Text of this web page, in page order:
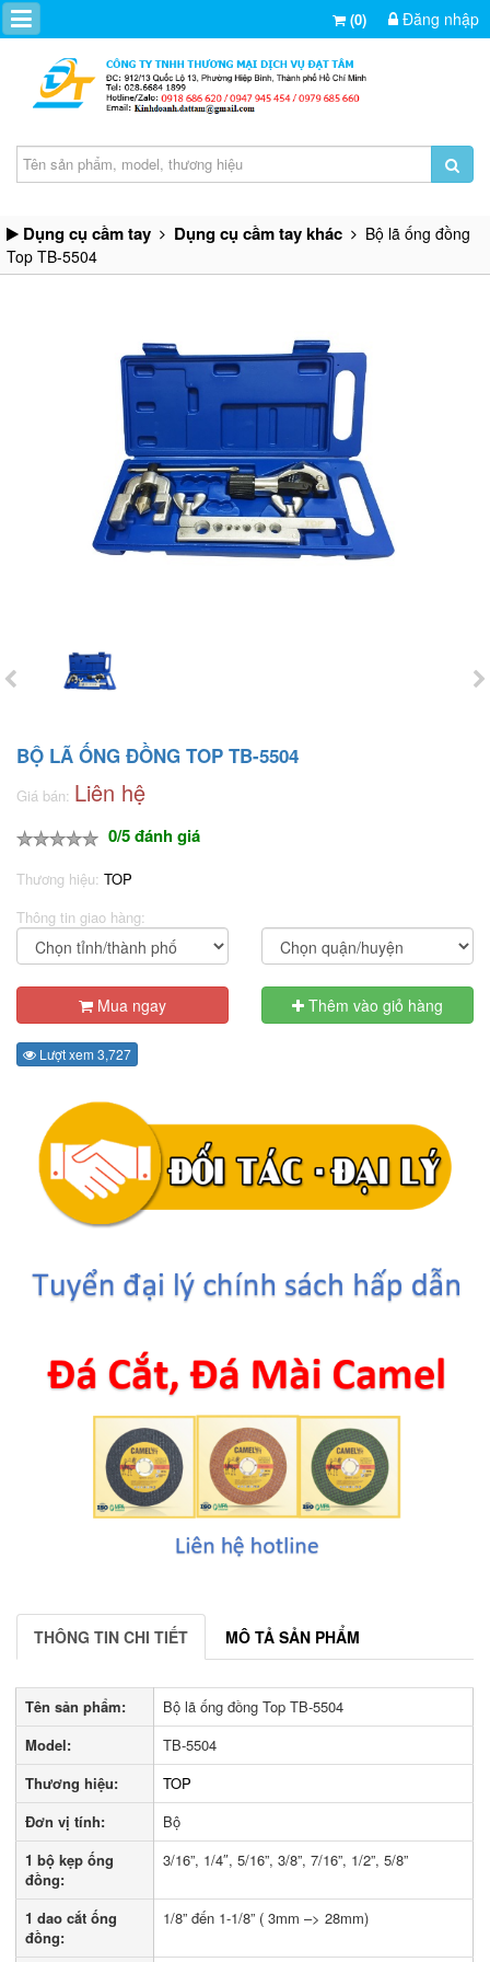
(0) Đăng nhập
Dụng cụ cầm tay Dụng cụ cầm tay khác
Bộ lã ống đồng
Top TB-­5504
BỘ LÃ ỐNG ĐỒNG TOP TB-­5504
Giá bán: Liên hệ
0/5 đánh giá
Thương hiệu: TOP
Thông tin giao hàng:
Mua ngay Thêm vào giỏ hàng
Lượt xem 3,727
THÔNG TIN CHI TIẾT MÔ TẢ SẢN PHẨM
Tên sản phẩm:
Bộ lã ống đồng Top TB-­5504
Model:
TB-­5504
Thương hiệu:
TOP
Đơn vị tính:
Bộ
1 bộ kẹp ống
đồng:
3/16”, 1/4″, 5/16”, 3/8”, 7/16”, 1/2”, 5/8”
1 dao cắt ống
đồng:
1/8” đến 1-1/8” ( 3mm –> 28mm)